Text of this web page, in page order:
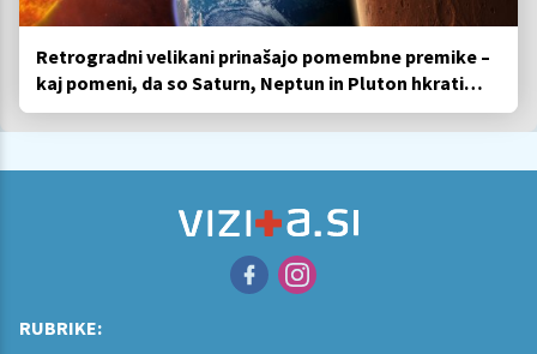
Retrogradni velikani prinašajo pomembne premike –
kaj pomeni, da so Saturn, Neptun in Pluton hkrati
retrogradni?
RUBRIKE: